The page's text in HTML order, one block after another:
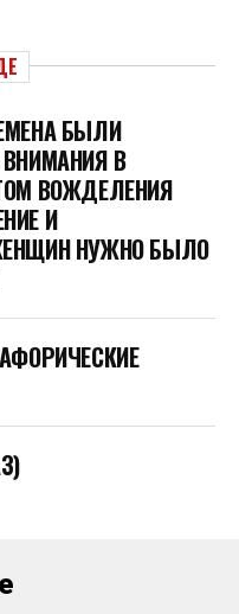
БЫЛИ
В
ВОЖДЕЛЕНИЯ
И
НУЖНО БЫЛО